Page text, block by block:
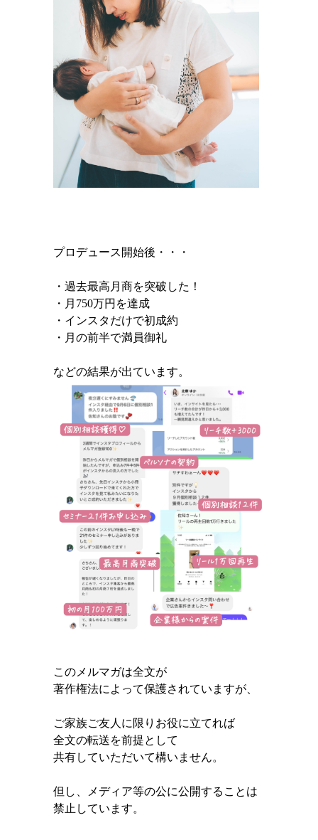
プロデュース開始後・・・
・過去最高月商を突破した！
・月750万円を達成
・インスタだけで初成約
・月の前半で満員御礼
などの結果が出ています。
このメルマガは全文が
著作権法によって保護されていますが、
ご家族ご友人に限りお役に立てれば
全文の転送を前提として
共有していただいて構いません。
但し、メディア等の公に公開することは
禁止しています。